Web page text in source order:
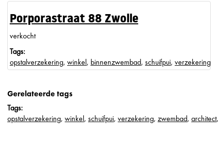
Porporastraat 88 Zwolle
verkocht
Tags:
opstalverzekering, winkel, binnenzwembad, schuifpui, verzekering
Gerelateerde tags
Tags:
opstalverzekering, winkel, schuifpui, verzekering, zwembad, architect